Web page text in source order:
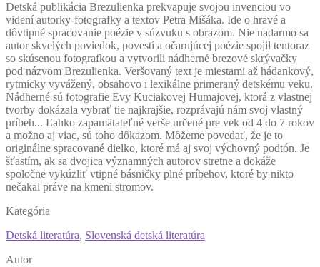
Detská publikácia Brezulienka prekvapuje svojou invenciou vo
videní autorky-fotografky a textov Petra Mišáka. Ide o hravé a
dôvtipné spracovanie poézie v súzvuku s obrazom. Nie nadarmo sa
autor skvelých poviedok, povestí a očarujúcej poézie spojil tentoraz
so skúsenou fotografkou a vytvorili nádherné brezové skrývačky
pod názvom Brezulienka. Veršovaný text je miestami až hádankový,
rytmicky vyvážený, obsahovo i lexikálne primeraný detskému veku.
Nádherné sú fotografie Evy Kuciakovej Humajovej, ktorá z vlastnej
tvorby dokázala vybrať tie najkrajšie, rozprávajú nám svoj vlastný
príbeh... Ľahko zapamätateľné verše určené pre vek od 4 do 7 rokov
a možno aj viac, sú toho dôkazom. Môžeme povedať, že je to
originálne spracované dielko, ktoré má aj svoj výchovný podtón. Je
šťastím, ak sa dvojica významných autorov stretne a dokáže
spoločne vykúzliť vtipné básničky plné príbehov, ktoré by nikto
nečakal práve na kmeni stromov.
Kategória
Detská literatúra, Slovenská detská literatúra
Autor